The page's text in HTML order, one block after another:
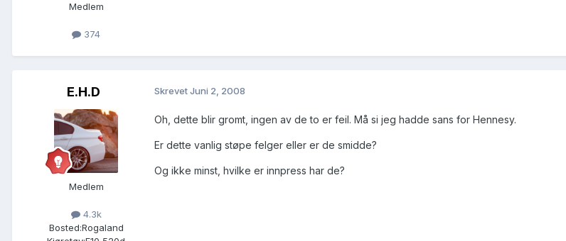
Medlem
374
E.H.D
Medlem
4.3k
Bosted:Rogaland
SkrevetJuni 2, 2008
Oh, dette blir gromt, ingen av de to er feil. Må si jeg hadde sans for Hennesy.
Er dette vanlig støpe felger eller er de smidde?
Og ikke minst, hvilke er innpress har de?